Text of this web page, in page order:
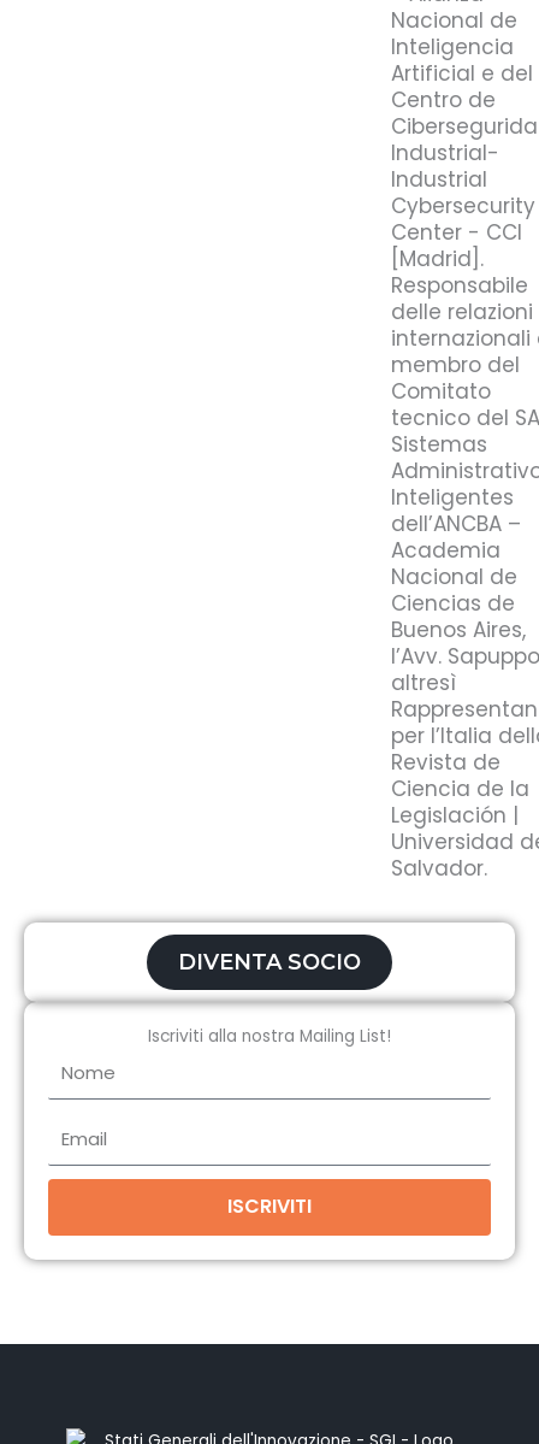
Nacional de
Inteligencia
Artificial e del
Centro de
Industrial-
Industrial
Cybersecurity
Center - CCI
[Madrid].
Responsabile
delle relazioni
internazionali
membro del
Comitato
tecnico del
Sistemas
Inteligentes
dell’ANCBA –
Academia
Nacional de
Ciencias de
Buenos Aires,
l’Avv.
altresì
per l’Italia
Revista de
Ciencia de la
Legislación |
Universidad
Salvador.
DIVENTA SOCIO
Iscriviti alla nostra Mailing List!
ISCRIVITI